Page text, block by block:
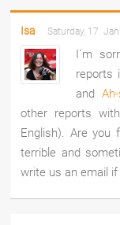
Isa Saturday, 17.
I´m
reports
and
other reports
English). Are you
terrible and
write us an email